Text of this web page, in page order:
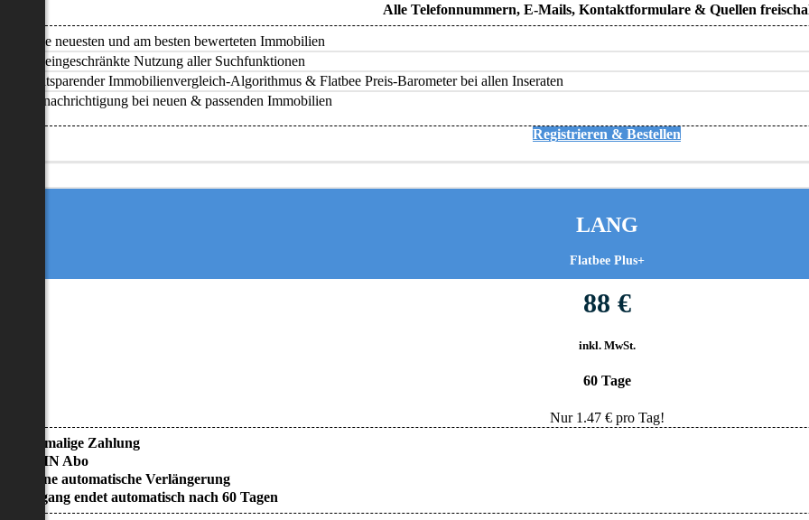
Alle Telefonnummern, E-Mails, Kontaktformulare & Quellen
Alle neuesten und am besten bewerteten Immobilien
Uneingeschränkte Nutzung aller Suchfunktionen
Zeitsparender Immobilienvergleich-Algorithmus & Flatbee Preis-Barometer bei allen Inseraten
Benachrichtigung bei neuen & passenden Immobilien
Registrieren & Bestellen
LANG
Flatbee Plus+
88 €
inkl. MwSt.
60 Tage
Nur 1.47€ pro Tag!
• Einmalige Zahlung
• KEIN Abo
• Keine automatische Verlängerung
• Zugang endet automatisch nach 60 Tagen